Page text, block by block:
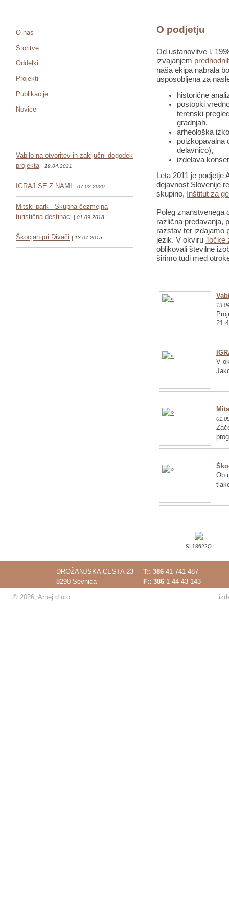
O nas
Storitve
Oddelki
Projekti
Publikacije
Novice
Vabilo na otvoritev in zaključni dogodek
projekta | 19.04.2021
IGRAJ SE Z NAMI | 07.02.2020
Mitski park - Skupna čezmejna
turistična destinaci | 01.09.2018
Škocjan pri Divači | 13.07.2015
O podjetju
Od ustanovitve l.
izvajanjem
naša ekipa nabrala
usposobljena za
historične
postopki
terenski
gradnjah,
arheološka
poizkopavalna
delavnico),
izdelava
Leta 2011 je
dejavnost Slovenije
skupino,
Inštitut za
Poleg znanstvenega
različna predavanja,
razstav ter izdajamo
jezik. V okviru Točke
oblikovali številne
širimo tudi med
V
Ob
SL18622Q
DROŽANJSKA CESTA 23
8290 Sevnica
T:: 386 41 741 487
F:: 386 1 44 43 143
© 2026, Arhej d.o.o.